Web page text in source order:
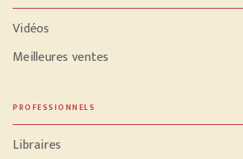
Vidéos
Meilleures ventes
PROFESSIONNELS
Libraires